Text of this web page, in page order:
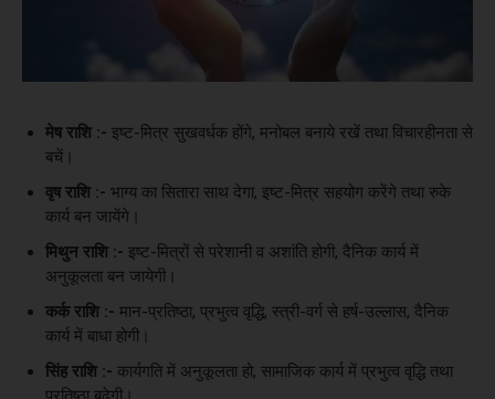
मेष राशि :- इष्ट-मित्र सुखवर्धक होंगे, मनोबल बनाये रखें तथा विचारहीनता से
बचें।
वृष राशि :- भाग्य का सितारा साथ देगा, इष्ट-मित्र सहयोग करेंगे तथा रुके
कार्य बन जायेंगे।
मिथुन राशि :- इष्ट-मित्रों से परेशानी व अशांति होगी, दैनिक कार्य में
अनुकूलता बन जायेगी।
कर्क राशि :- मान-प्रतिष्ठा, प्रभुत्व वृद्धि, स्त्री-वर्ग से हर्ष-उल्लास, दैनिक
कार्य में बाधा होगी।
सिंह राशि :- कार्यगति में अनुकूलता हो, सामाजिक कार्य में प्रभुत्व वृद्धि तथा